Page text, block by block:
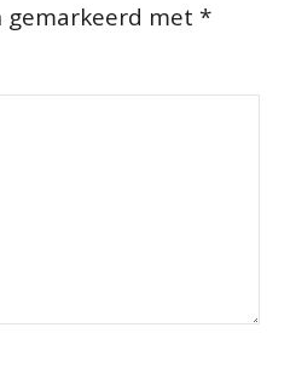
gemarkeerd met *